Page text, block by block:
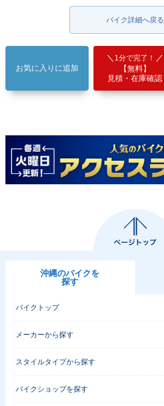
バイク詳細へ戻る
お気に入りに追加
1分で完了！
【無料】
見積・在庫確認
沖縄のバイクを
探す
バイクトップ
メーカーから探す
スタイルタイプから探す
バイクショップを探す